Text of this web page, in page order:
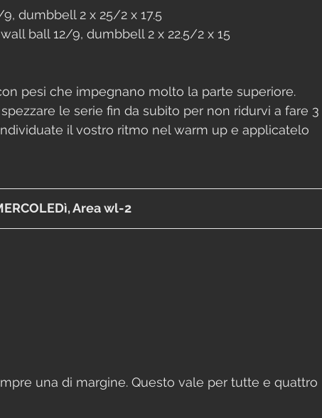
dumbbell 2 x 25/2 x 17.5
ball 12/9, dumbbell 2 x 22.5/2 x 15
pesi che impegnano molto la parte superiore.
le serie fin da subito per non ridurvi a fare 3
il vostro ritmo nel warm up e applicatelo
Area wl-2
una di margine. Questo vale per tutte e quattro